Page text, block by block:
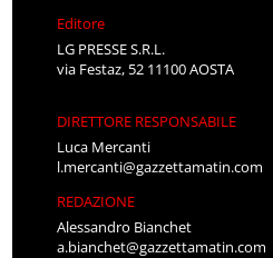
Editore
LG PRESSE S.R.L.
via Festaz, 52 11100 AOSTA
DIRETTORE RESPONSABILE
Luca Mercanti
l.mercanti@gazzettamatin.com
REDAZIONE
Alessandro Bianchet
a.bianchet@gazzettamatin.com